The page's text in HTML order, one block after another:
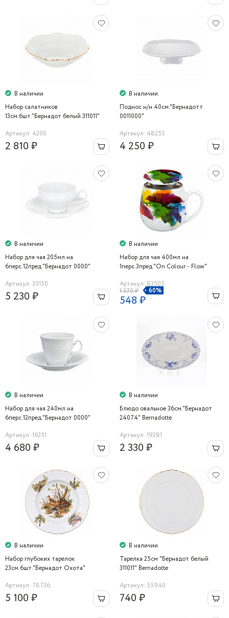
В наличии
Набор салатников
13см.6шт."Бернадот белый 311011"
Артикул: 4200
2 810 ₽
В наличии
Поднос н/н 40см."Бернадотт
0011000"
Артикул: 48253
4 250 ₽
В наличии
Набор для чая 205мл на
6перс.12пред."Бернадот 0000"
Артикул: 35150
5 230 ₽
В наличии
Набор для чая 400мл на
1перс.3пред."On Colour - Flow"
Артикул: 83505
1 370 ₽
60%
548 ₽
В наличии
Набор для чая 240мл на
6перс.12пред."Бернадот 0000"
Артикул: 16351
4 680 ₽
В наличии
Блюдо овальное 36см."Бернадот
24074" Bernadotte
Артикул: 19281
2 330 ₽
В наличии
Набор глубоких тарелок
23см.6шт."Бернадот Охота"
Артикул: 78736
5 100 ₽
В наличии
Тарелка 25см "Бернадот белый
311011" Bernadotte
Артикул: 55940
740 ₽